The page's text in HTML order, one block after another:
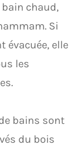
chaud,
Si
évacuée, elle
les
bains sont
du bois